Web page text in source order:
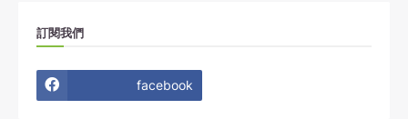
訂閱我們
facebook